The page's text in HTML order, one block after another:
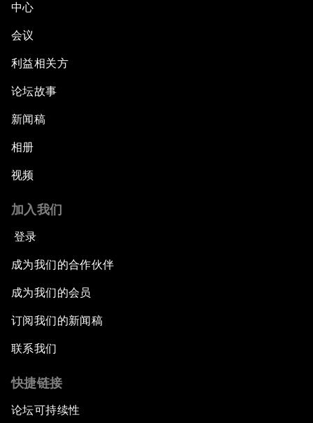
中心
会议
利益相关方
论坛故事
新闻稿
相册
视频
加入我们
登录
成为我们的合作伙伴
成为我们的会员
订阅我们的新闻稿
联系我们
快捷链接
论坛可持续性